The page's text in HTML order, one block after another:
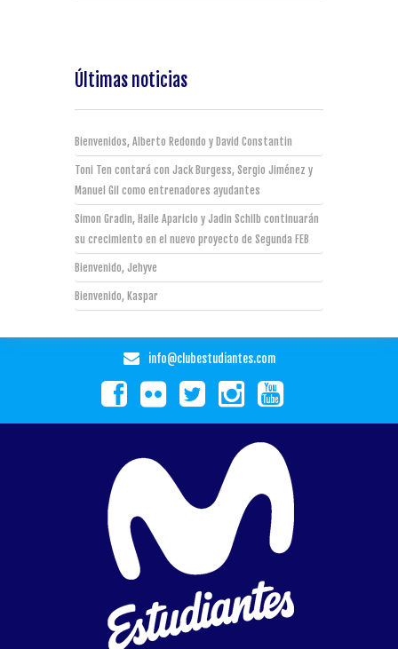
Últimas noticias
Bienvenidos, Alberto Redondo y David Constantin
Toni Ten contará con Jack Burgess, Sergio Jiménez y
Manuel Gil como entrenadores ayudantes
Simon Gradin, Haile Aparicio y Jadin Schilb continuarán
su crecimiento en el nuevo proyecto de Segunda FEB
Bienvenido, Jehyve
Bienvenido, Kaspar
info@clubestudiantes.com